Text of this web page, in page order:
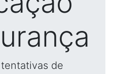
de